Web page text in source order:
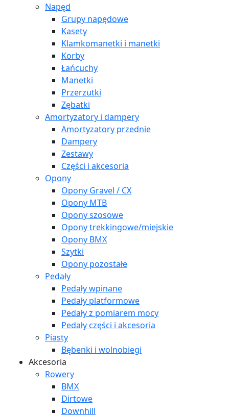
Napęd
Grupy napędowe
Kasety
Klamkomanetki i manetki
Korby
Łańcuchy
Manetki
Przerzutki
Zębatki
Amortyzatory i dampery
Amortyzatory przednie
Dampery
Zestawy
Części i akcesoria
Opony
Opony Gravel / CX
Opony MTB
Opony szosowe
Opony trekkingowe/miejskie
Opony BMX
Szytki
Opony pozostałe
Pedały
Pedały wpinane
Pedały platformowe
Pedały z pomiarem mocy
Pedały części i akcesoria
Piasty
Bębenki i wolnobiegi
Akcesoria
Rowery
BMX
Dirtowe
Downhill